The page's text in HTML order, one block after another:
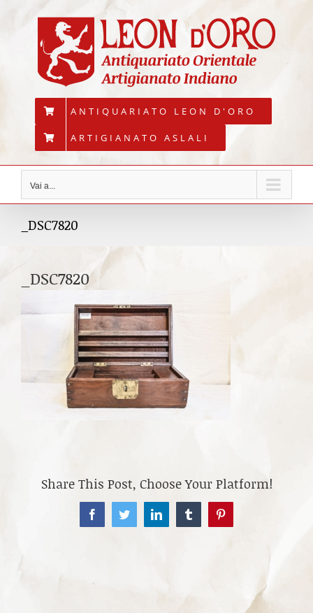
contenuto
ANTIQUARIATO LEON D'ORO
ARTIGIANATO ASLALI
Vai a...
_DSC7820
_DSC7820
Share This Post, Choose Your Platform!
FacebookTwitterLinkedInTumblrPinterest